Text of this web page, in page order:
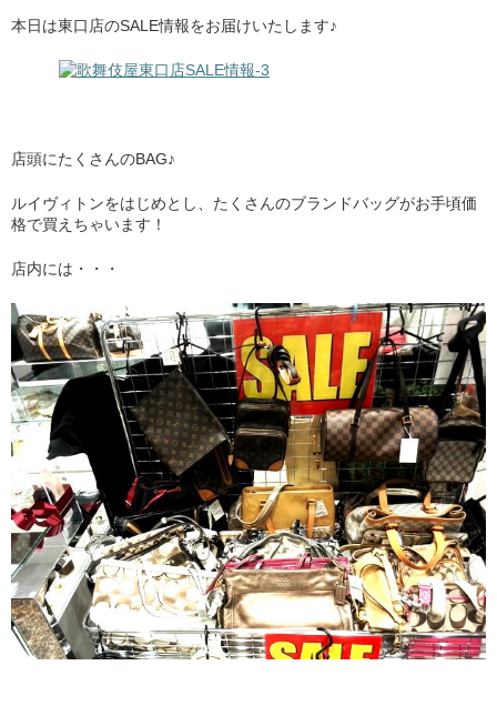
本日は東口店のSALE情報をお届けいたします♪
店頭にたくさんのBAG♪
ルイヴィトンをはじめとし、たくさんのブランドバッグがお手頃価
格で買えちゃいます！
店内には・・・